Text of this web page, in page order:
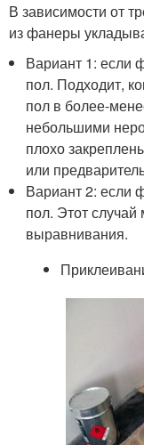
В зависимости от
из фанеры
Вариант 1: если
пол. Подходит,
пол в более-
небольшими
плохо
или
Вариант 2: если
пол. Этот
выравнивания.